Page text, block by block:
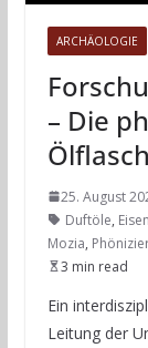
ARCHÄOLOGIE
– Die
25. August
Duftöle,
Mozia,
3 min read
Ein
Leitung der